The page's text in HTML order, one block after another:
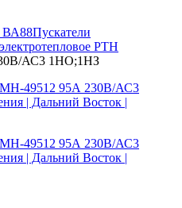
ВА88Пускатели
РТН
АС3 1НО;1НЗ